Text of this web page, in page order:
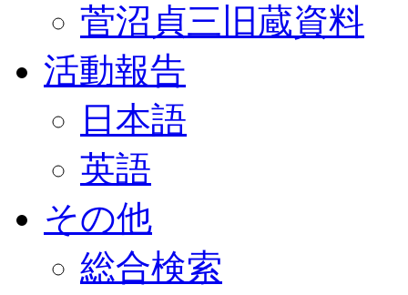
菅沼貞三旧蔵資料
活動報告
日本語
英語
その他
総合検索